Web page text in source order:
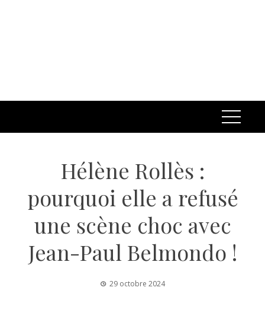
Hélène Rollès :
pourquoi elle a refusé
une scène choc avec
Jean-Paul Belmondo !
29 octobre 2024